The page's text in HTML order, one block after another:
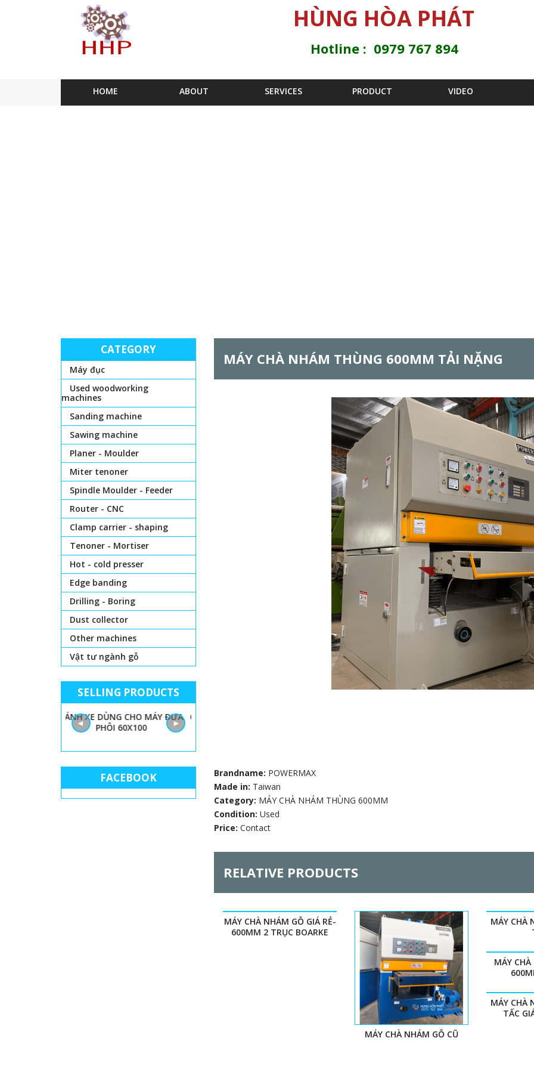
Jump to navigation
HÙNG HÒA PHÁT
Hotline : 0979 767 894
HOME ABOUT SERVICES PRODUCT VIDEO
MÁY CHÀ NHÁM THÙNG 600MM TẢI NẶNG
Brandname: POWERMAX
Made in: Taiwan
Category: MÁY CHÀ NHÁM THÙNG 600MM
Condition:Used
Price:Contact
RELATIVE PRODUCTS
MÁY CHÀ NHÁM GỖ GIÁ RẺ-
600MM 2 TRỤC BOARKE
MÁY CHÀ NHÁM GỖ CŨ
MÁY CHÀ
MÁY
MÁY CHÀ
TẤC
CATEGORY
Máy đục
Used woodworking
machines
Sanding machine
Sawing machine
Planer - Moulder
Miter tenoner
Spindle Moulder - Feeder
Router - CNC
Clamp carrier - shaping
Tenoner - Mortiser
Hot - cold presser
Edge banding
Drilling - Boring
Dust collector
Other machines
Vật tư ngành gỗ
SELLING PRODUCTS
BÁNH XE DÙNG CHO MÁY ĐƯA
PHÔI 60X100
◄ ►
FACEBOOK